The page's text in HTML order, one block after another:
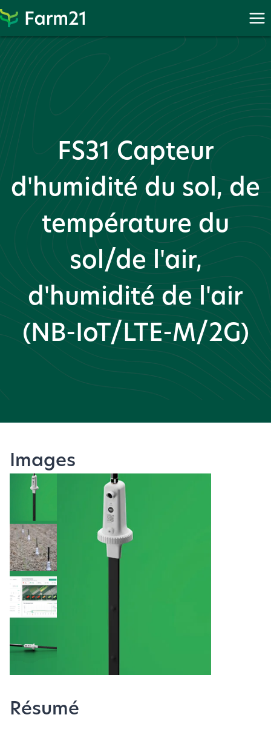
Proc
Procéder
PayPal
FS31 Capteur
d'humidité du sol, de
température du
sol/de l'air,
d'humidité de l'air
(NB-IoT/LTE-M/2G)
Images
Résumé